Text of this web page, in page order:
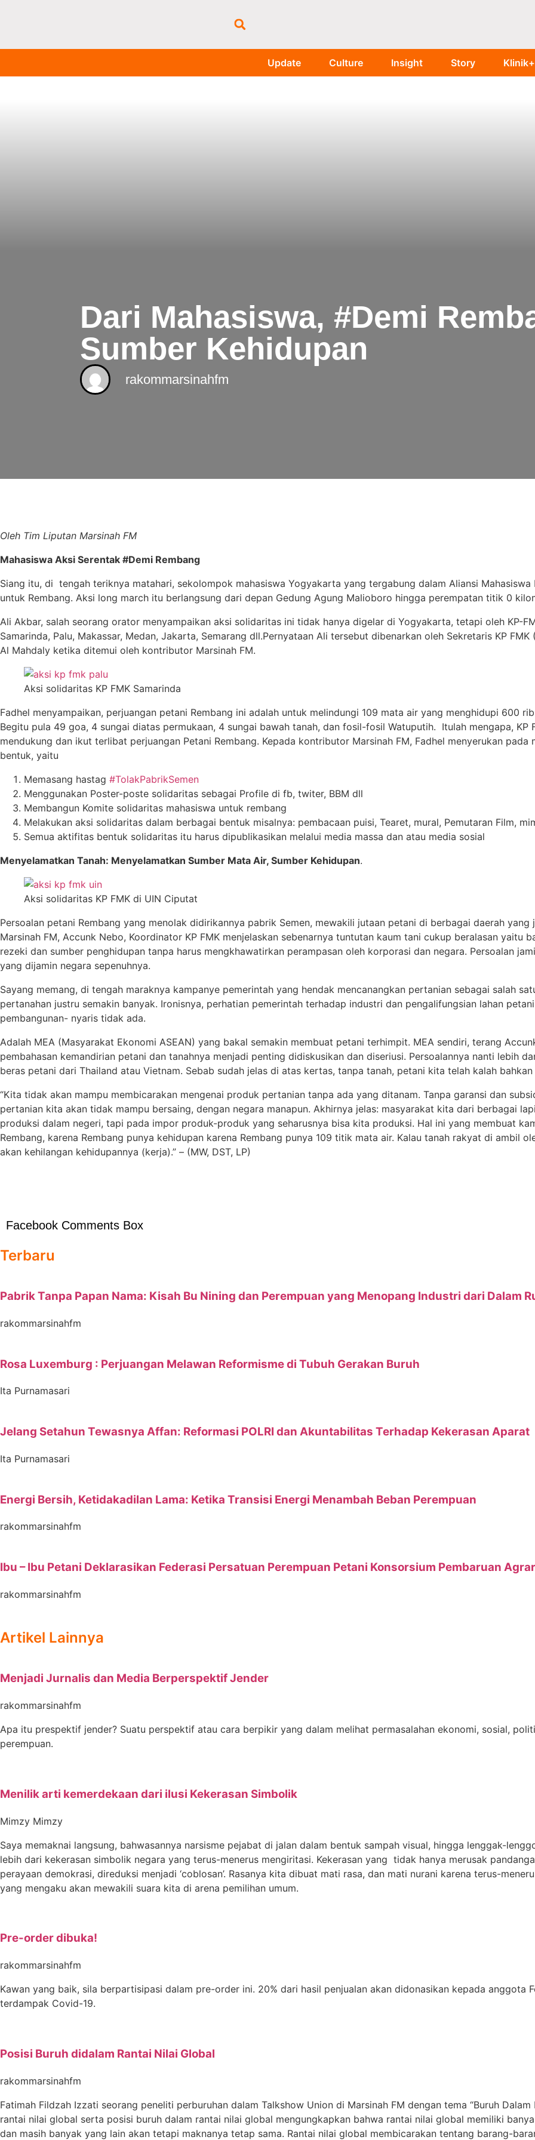
Update Culture Insight Story Klinik+
Dari Mahasiswa, #Demi
Sumber Kehidupan
rakommarsinahfm
Oleh Tim Liputan Marsinah FM
Mahasiswa Aksi Serentak #Demi Rembang
Siang itu, di tengah teriknya matahari, sekolompok mahasiswa Yogyakarta yang tergabung dalam Aliansi Mahasiswa
untuk Rembang. Aksi long march itu berlangsung dari depan Gedung Agung Malioboro hingga perempatan titik 0
Ali Akbar, salah seorang orator menyampaikan aksi solidaritas ini tidak hanya digelar di Yogyakarta, tetapi oleh KP-
Samarinda, Palu, Makassar, Medan, Jakarta, Semarang dll.Pernyataan Ali tersebut dibenarkan oleh Sekretaris KP
Al Mahdaly ketika ditemui oleh kontributor Marsinah FM.
Aksi solidaritas KP FMK Samarinda
Fadhel menyampaikan, perjuangan petani Rembang ini adalah untuk melindungi 109 mata air yang menghidupi 600
Begitu pula 49 goa, 4 sungai diatas permukaan, 4 sungai bawah tanah, dan fosil-fosil Watuputih. Itulah mengapa, KP
mendukung dan ikut terlibat perjuangan Petani Rembang. Kepada kontributor Marsinah FM, Fadhel menyerukan
bentuk, yaitu
Memasang hastag #‎TolakPabrikSemen
Menggunakan Poster-poste solidaritas sebagai Profile di fb, twiter, BBM dll
Membangun Komite solidaritas mahasiswa untuk rembang
Melakukan aksi solidaritas dalam berbagai bentuk misalnya: pembacaan puisi, Tearet, mural, Pemutaran Film,
Semua aktifitas bentuk solidaritas itu harus dipublikasikan melalui media massa dan atau media sosial
Menyelamatkan Tanah: Menyelamatkan Sumber Mata Air, Sumber Kehidupan.
Aksi solidaritas KP FMK di UIN Ciputat
Persoalan petani Rembang yang menolak didirikannya pabrik Semen, mewakili jutaan petani di berbagai daerah
Marsinah FM, Accunk Nebo, Koordinator KP FMK menjelaskan sebenarnya tuntutan kaum tani cukup beralasan yaitu
rezeki dan sumber penghidupan tanpa harus mengkhawatirkan perampasan oleh korporasi dan negara. Persoalan
yang dijamin negara sepenuhnya.
Sayang memang, di tengah maraknya kampanye pemerintah yang hendak mencanangkan pertanian sebagai salah
pertanahan justru semakin banyak. Ironisnya, perhatian pemerintah terhadap industri dan pengalifungsian lahan
pembangunan- nyaris tidak ada.
Adalah MEA (Masyarakat Ekonomi ASEAN) yang bakal semakin membuat petani terhimpit. MEA sendiri, terang
pembahasan kemandirian petani dan tanahnya menjadi penting didiskusikan dan diseriusi. Persoalannya nanti lebih
beras petani dari Thailand atau Vietnam. Sebab sudah jelas di atas kertas, tanpa tanah, petani kita telah kalah
“Kita tidak akan mampu membicarakan mengenai produk pertanian tanpa ada yang ditanam. Tanpa garansi dan
pertanian kita akan tidak mampu bersaing, dengan negara manapun. Akhirnya jelas: masyarakat kita dari berbagai
produksi dalam negeri, tapi pada impor produk-produk yang seharusnya bisa kita produksi. Hal ini yang membuat
Rembang, karena Rembang punya kehidupan karena Rembang punya 109 titik mata air. Kalau tanah rakyat di ambil
akan kehilangan kehidupannya (kerja).” – (MW, DST, LP)
Facebook Comments Box
Terbaru
Pabrik Tanpa Papan Nama: Kisah Bu Nining dan Perempuan yang Menopang Industri dari Dalam
rakommarsinahfm
Rosa Luxemburg : Perjuangan Melawan Reformisme di Tubuh Gerakan Buruh
Ita Purnamasari
Jelang Setahun Tewasnya Affan: Reformasi POLRI dan Akuntabilitas Terhadap Kekerasan Aparat
Ita Purnamasari
Energi Bersih, Ketidakadilan Lama: Ketika Transisi Energi Menambah Beban Perempuan
rakommarsinahfm
Ibu – Ibu Petani Deklarasikan Federasi Persatuan Perempuan Petani Konsorsium Pembaruan
rakommarsinahfm
Artikel Lainnya
Menjadi Jurnalis dan Media Berperspektif Jender
rakommarsinahfm
Apa itu prespektif jender? Suatu perspektif atau cara berpikir yang dalam melihat permasalahan ekonomi, sosial,
perempuan.
Menilik arti kemerdekaan dari ilusi Kekerasan Simbolik
Mimzy Mimzy
Saya memaknai langsung, bahwasannya narsisme pejabat di jalan dalam bentuk sampah visual, hingga lenggak-
lebih dari kekerasan simbolik negara yang terus-menerus mengiritasi. Kekerasan yang tidak hanya merusak
perayaan demokrasi, direduksi menjadi ‘coblosan’. Rasanya kita dibuat mati rasa, dan mati nurani karena terus-
yang mengaku akan mewakili suara kita di arena pemilihan umum.
Pre-order dibuka!
rakommarsinahfm
Kawan yang baik, sila berpartisipasi dalam pre-order ini. 20% dari hasil penjualan akan didonasikan kepada anggota
terdampak Covid-19.
Posisi Buruh didalam Rantai Nilai Global
rakommarsinahfm
Fatimah Fildzah Izzati seorang peneliti perburuhan dalam Talkshow Union di Marsinah FM dengan tema “Buruh
rantai nilai global serta posisi buruh dalam rantai nilai global mengungkapkan bahwa rantai nilai global memiliki
dan masih banyak yang lain akan tetapi maknanya tetap sama. Rantai nilai global membicarakan tentang barang-